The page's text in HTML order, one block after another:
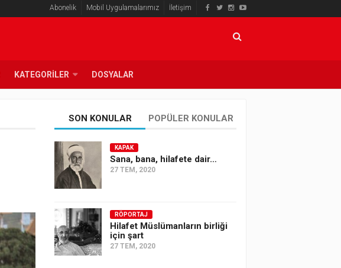
Abonelik Mobil Uygulamalarımız İletişim
KATEGORILER DOSYALAR
SON KONULAR POPÜLER KONULAR
KAPAK
Sana, bana, hilafete dair…
27 TEM, 2020
RÖPORTAJ
Hilafet Müslümanların birliği
için şart
27 TEM, 2020